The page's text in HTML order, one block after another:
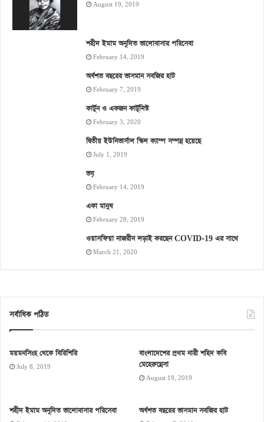
August 19, 2019
শহীদ ইমাম অনূদিত ভালোবাসার পরিসেবা
February 14, 2019
অর্ধশত বছরের ভাসমান সবজির হাট
February 7, 2019
কার্টুন ও একজন কার্টুনিস্ট
February 3, 2020
দ্বিতীয় ইউনিভার্সাল স্কিল ক্যাম্প সম্পন্ন হয়েছে
July 1, 2019
ভয়
February 14, 2019
একা মানুষ
February 28, 2019
ওয়াসফিয়া নাজরীন লড়াই করছেন COVID-19 এর সাথে
March 21, 2020
সর্বাধিক পঠিত
ময়মনসিংহ থেকে বিরিশিরি
July 8, 2019
বাংলাদেশের প্রথম নারী শহিদ কবি
মেহেরুন্নেসা
August 19, 2019
শহীদ ইমাম অনূদিত ভালোবাসার পরিসেবা অর্ধশত বছরের ভাসমান সবজির হাট